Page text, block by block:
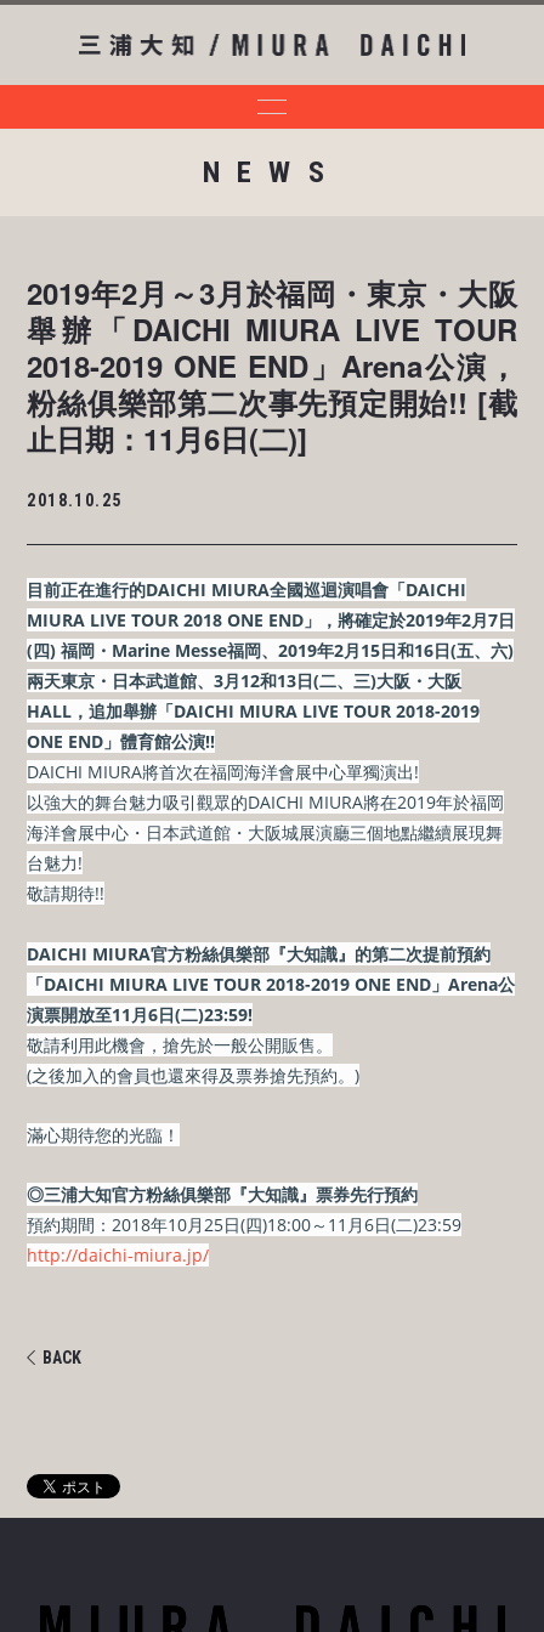
NEWS
2019年2月～3月於福岡・東京・大阪
舉辦「DAICHI MIURA LIVE TOUR
2018-2019 ONE END」Arena公演，
粉絲俱樂部第二次事先預定開始!! [截
止日期：11月6日(二)]
2018.10.25
目前正在進行的DAICHI MIURA全國巡迴演唱會「DAICHI
MIURA LIVE TOUR 2018 ONE END」，將確定於2019年2月7日
(四) 福岡・Marine Messe福岡、2019年2月15日和16日(五、六)
兩天東京・日本武道館、3月12和13日(二、三)大阪・大阪
HALL，追加舉辦「DAICHI MIURA LIVE TOUR 2018-2019
ONE END」體育館公演!!
DAICHI MIURA將首次在福岡海洋會展中心單獨演出!
以強大的舞台魅力吸引觀眾的DAICHI MIURA將在2019年於福岡
海洋會展中心・日本武道館・大阪城展演廳三個地點繼續展現舞
台魅力!
敬請期待!!
DAICHI MIURA官方粉絲俱樂部『大知識』的第二次提前預約
「DAICHI MIURA LIVE TOUR 2018-2019 ONE END」Arena公
演票開放至11月6日(二)23:59!
敬請利用此機會，搶先於一般公開販售。
(之後加入的會員也還來得及票券搶先預約。)
滿心期待您的光臨！
◎三浦大知官方粉絲俱樂部『大知識』票券先行預約
預約期間：2018年10月25日(四)18:00～11月6日(二)23:59
http://daichi-miura.jp/
BACK